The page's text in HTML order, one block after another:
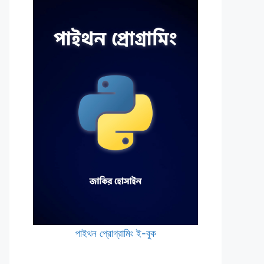
পাইথন প্রোগ্রামিং ই-বুক